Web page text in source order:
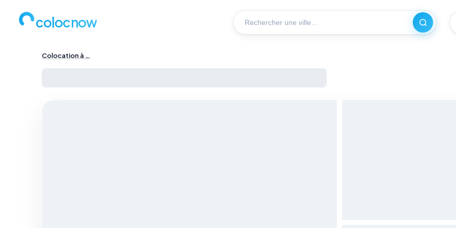
colocnow VILLE
Colocation à …